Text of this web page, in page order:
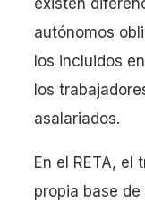
existen
autónomos
los incluidos
los
asalariados.
En el RETA, el
propia base